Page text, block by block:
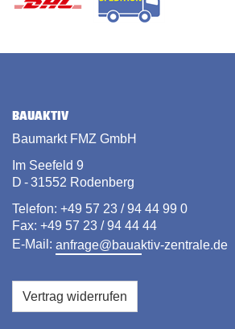
BAUAKTIV
Baumarkt FMZ GmbH
Im Seefeld 9
D - 31552 Rodenberg
Telefon: +49 57 23 / 94 44 99 0
Fax: +49 57 23 / 94 44 44
E-Mail: anfrage@bauaktiv-zentrale.de
Vertrag widerrufen